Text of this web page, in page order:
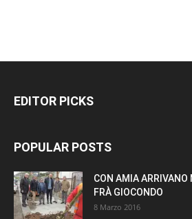
EDITOR PICKS
POPULAR POSTS
CON AMIA ARRIVANO
FRÀ GIOCONDO
8 Marzo 2016